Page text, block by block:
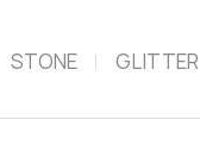
STONE GLITTER